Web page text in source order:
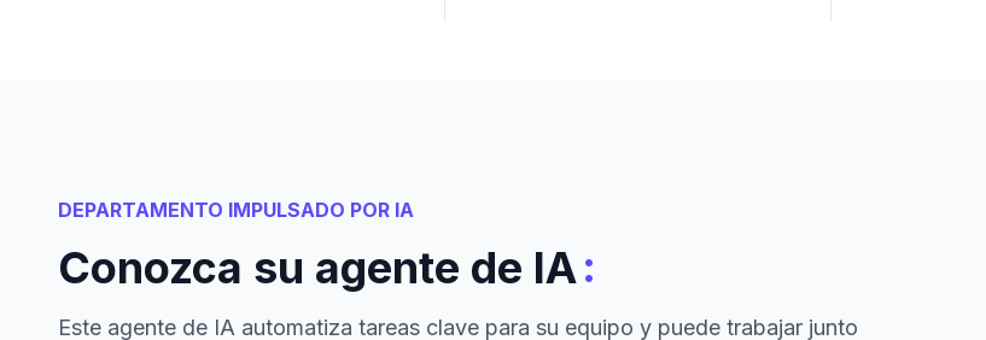
DEPARTAMENTO IMPULSADO POR IA
Conozca su agente de IA:
Este agente de IA automatiza tareas clave para su equipo y puede trabajar junto